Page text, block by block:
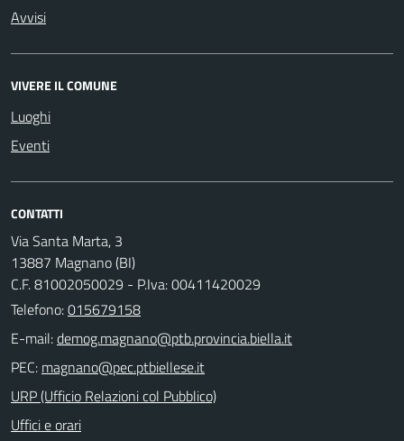
Avvisi
VIVERE IL COMUNE
Luoghi
Eventi
CONTATTI
Via Santa Marta, 3
13887 Magnano (BI)
C.F. 81002050029 - P.Iva: 00411420029
Telefono:015679158
E-mail:
PEC:
URP (Ufficio Relazioni col Pubblico)
Uffici e orari